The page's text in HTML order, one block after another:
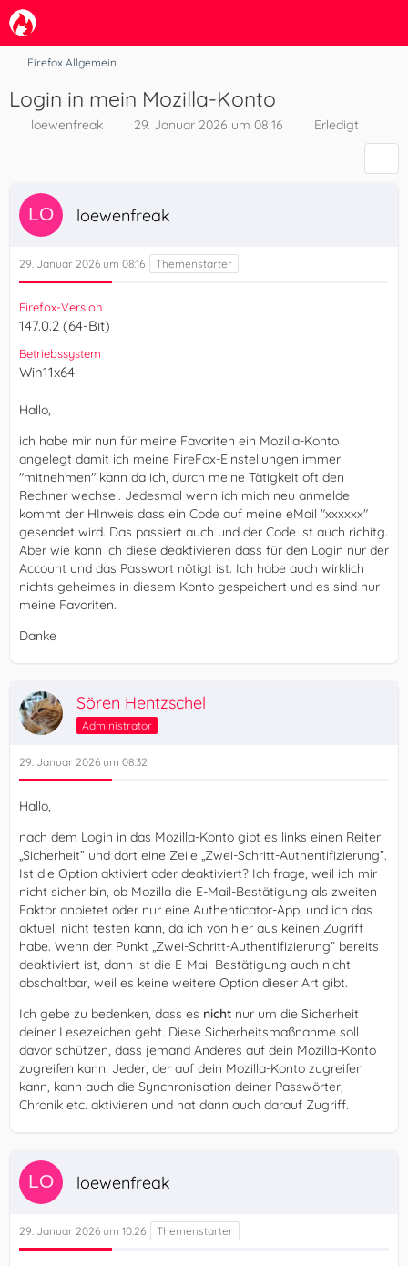
Firefox Allgemein
Login in mein Mozilla-Konto
loewenfreak 29. Januar 2026 um 08:16 Erledigt
loewenfreak
29. Januar 2026 um 08:16
Firefox-Version
147.0.2 (64-Bit)
Betriebssystem
Win11x64
Hallo,
ich habe mir nun für meine Favoriten ein Mozilla-Konto
angelegt damit ich meine FireFox-Einstellungen immer
"mitnehmen" kann da ich, durch meine Tätigkeit oft den
Rechner wechsel. Jedesmal wenn ich mich neu anmelde
kommt der HInweis dass ein Code auf meine eMail "xxxxxx"
gesendet wird. Das passiert auch und der Code ist auch richitg.
Aber wie kann ich diese deaktivieren dass für den Login nur der
Account und das Passwort nötigt ist. Ich habe auch wirklich
nichts geheimes in diesem Konto gespeichert und es sind nur
meine Favoriten.
Danke
Sören Hentzschel
Administrator
29. Januar 2026 um 08:32
Hallo,
nach dem Login in das Mozilla-Konto gibt es links einen Reiter
„Sicherheit” und dort eine Zeile „Zwei-Schritt-Authentifizierung”.
Ist die Option aktiviert oder deaktiviert? Ich frage, weil ich mir
nicht sicher bin, ob Mozilla die E-Mail-Bestätigung als zweiten
Faktor anbietet oder nur eine Authenticator-App, und ich das
aktuell nicht testen kann, da ich von hier aus keinen Zugriff
habe. Wenn der Punkt „Zwei-Schritt-Authentifizierung” bereits
deaktiviert ist, dann ist die E-Mail-Bestätigung auch nicht
abschaltbar, weil es keine weitere Option dieser Art gibt.
Ich gebe zu bedenken, dass es nicht nur um die Sicherheit
deiner Lesezeichen geht. Diese Sicherheitsmaßnahme soll
davor schützen, dass jemand Anderes auf dein Mozilla-Konto
zugreifen kann. Jeder, der auf dein Mozilla-Konto zugreifen
kann, kann auch die Synchronisation deiner Passwörter,
Chronik etc. aktivieren und hat dann auch darauf Zugriff.
loewenfreak
29. Januar 2026 um 10:26